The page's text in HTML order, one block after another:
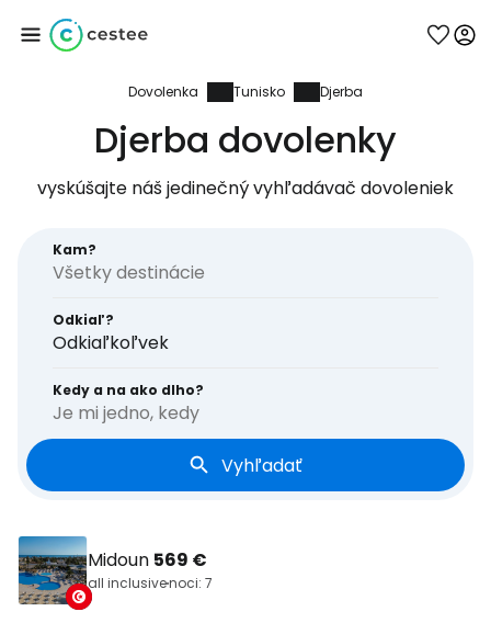
Dovolenka Tunisko Djerba
Djerba dovolenky
vyskúšajte náš jedinečný vyhľadávač dovoleniek
Kam?
Odkiaľ?
Odkiaľkoľvek
Kedy a na ako dlho?
Je mi jedno, kedy
Vyhľadať
Midoun 569 €
all inclusivenoci: 7
Prihláste sa do
služby Cestee
Pokračovať na Facebooku
Pokračovať s e-mailom